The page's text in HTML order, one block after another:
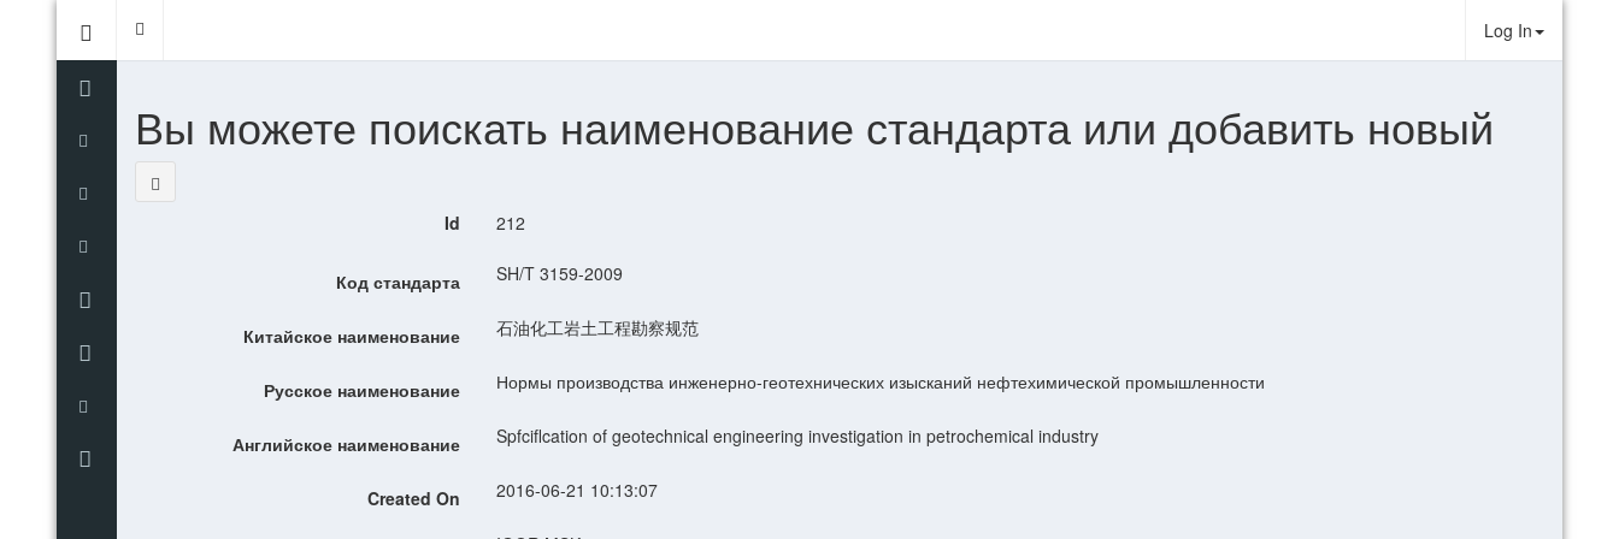
Log In
Вы можете поискать наименование стандарта или добавить новый
Id 212
Код стандарта SH/T 3159-2009
Китайское наименование 石油化工岩土工程勘察规范
Русское наименование Нормы производства инженерно-геотехнических изысканий нефтехимической промышленности
Английское наименование Spfciflcation of geotechnical engineering investigation in petrochemical industry
Created On 2016-06-21 10:13:07